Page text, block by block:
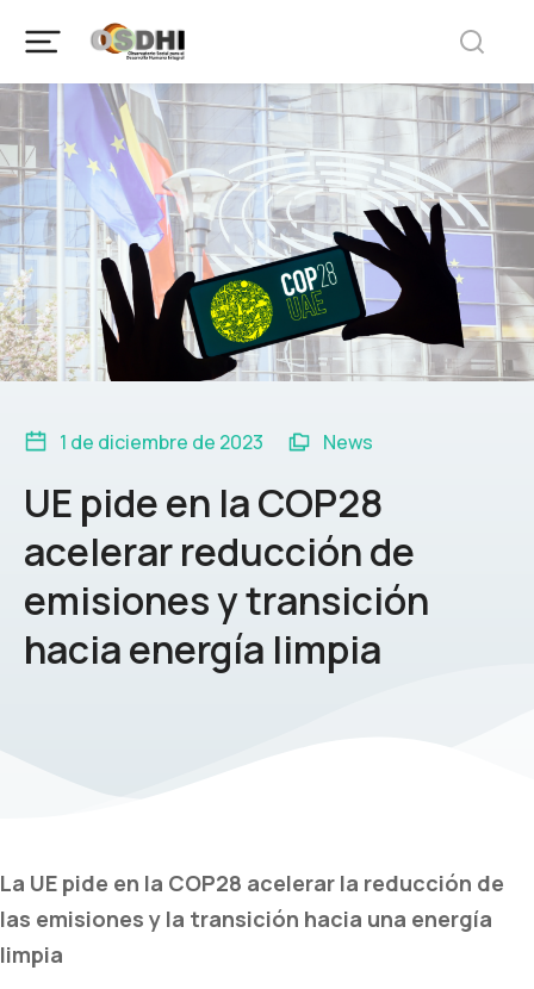
1 de diciembre de 2023 News
UE pide en la COP28
acelerar reducción de
emisiones y transición
hacia energía limpia
La UE pide en la COP28 acelerar la reducción de
las emisiones y la transición hacia una energía
limpia